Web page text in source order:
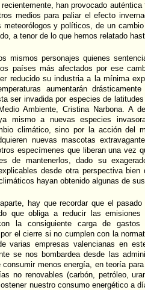
han provocado
medios para paliar el efecto
meteorólogos y políticos, de un
a tenor de lo que hemos relatado
mismos personajes quienes
países más afectados por ese
reducido su industria a la mínima
aumentarán
ser invadida por especies de
Ambiente, Cristina Narbona. A
mismo a nuevas especies
climático, sino por la acción del
nuevas mascotas
especímenes que liberan una vez
de mantenerlos, dado su
desde otra perspectiva
hayan obtenido algunas de
hay que recordar que el
que obliga a reducir las
la consiguiente carga de gastos
el cierre si no cumplen con la
varias empresas valencianas en
se nos bombardea desde las
consumir menos energía, en teoría
no renovables (carbón, petróleo,
nuestro consumo energético a